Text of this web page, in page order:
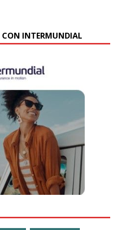
CON INTERMUNDIAL